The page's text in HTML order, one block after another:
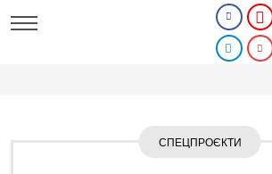
СПЕЦПРОЄКТИ